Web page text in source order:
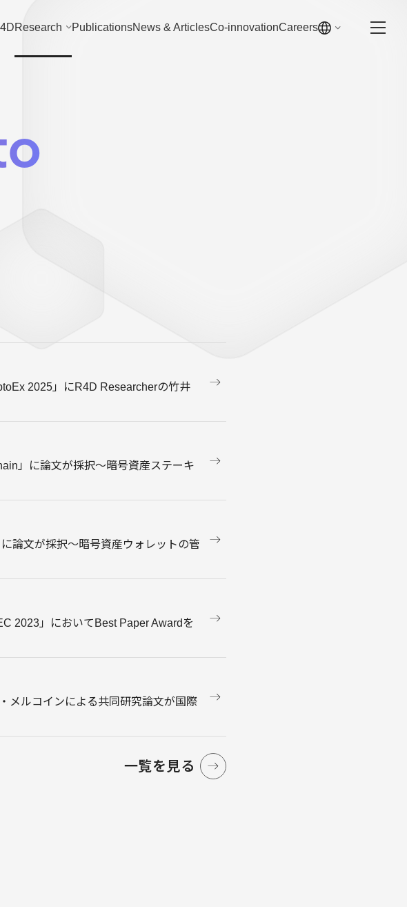
Research PublicationsNews & ArticlesCo-innovationCareers
2025」にR4D Researcherの竹井
」に論文が採択〜暗号資産ステーキ
論文が採択〜暗号資産ウォレットの管
2023」においてBest Paper Awardを
メルコインによる共同研究論文が国際
一覧を見る